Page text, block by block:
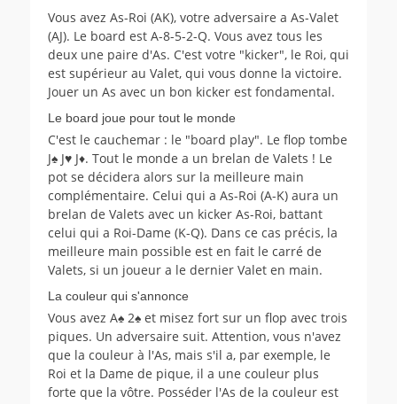
Vous avez As-Roi (AK), votre adversaire a As-Valet
(AJ). Le board est A-8-5-2-Q. Vous avez tous les
deux une paire d'As. C'est votre "kicker", le Roi, qui
est supérieur au Valet, qui vous donne la victoire.
Jouer un As avec un bon kicker est fondamental.
Le board joue pour tout le monde
C'est le cauchemar : le "board play". Le flop tombe
J♠ J♥ J♦. Tout le monde a un brelan de Valets ! Le
pot se décidera alors sur la meilleure main
complémentaire. Celui qui a As-Roi (A-K) aura un
brelan de Valets avec un kicker As-Roi, battant
celui qui a Roi-Dame (K-Q). Dans ce cas précis, la
meilleure main possible est en fait le carré de
Valets, si un joueur a le dernier Valet en main.
La couleur qui s'annonce
Vous avez A♠ 2♠ et misez fort sur un flop avec trois
piques. Un adversaire suit. Attention, vous n'avez
que la couleur à l'As, mais s'il a, par exemple, le
Roi et la Dame de pique, il a une couleur plus
forte que la vôtre. Posséder l'As de la couleur est